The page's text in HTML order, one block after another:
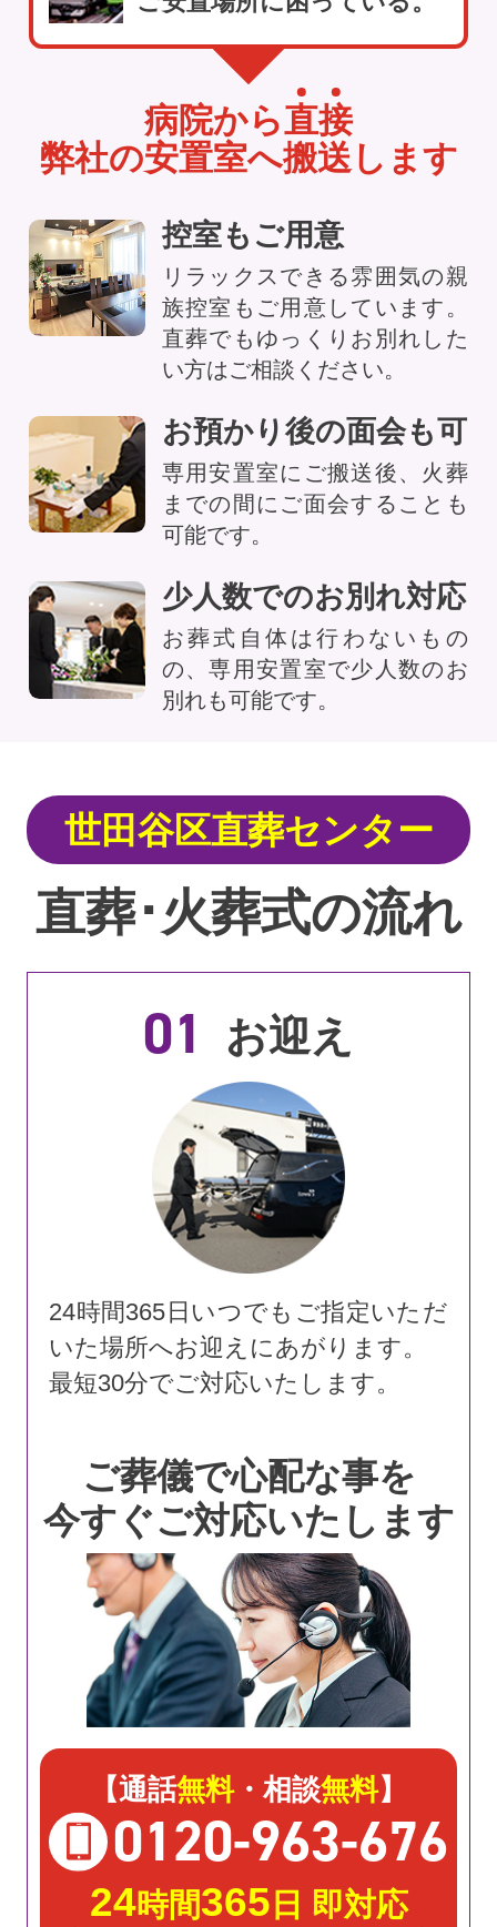
病院から直接
弊社の安置室へ搬送します
控室もご用意
リラックスできる雰囲気の親
族控室もご用意しています。
直葬でもゆっくりお別れした
い方はご相談ください。
お預かり後の面会も可
専用安置室にご搬送後、火葬
までの間にご面会することも
可能です。
少人数でのお別れ対応
お葬式自体は行わないもの
の、専用安置室で少人数のお
別れも可能です。
世田谷区直葬センター
直葬･火葬式の流れ
01 お迎え
24時間365日いつでもご指定いただ
いた場所へお迎えにあがります。
最短30分でご対応いたします。
ご葬儀で心配な事を
今すぐご対応いたします
【通話無料・相談無料】
0120-963-676
24時間365 日 即対応